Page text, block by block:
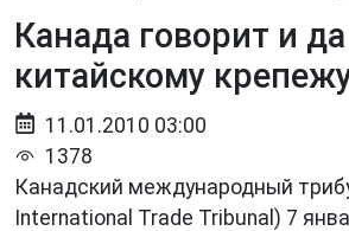
Канада говорит и
китайскому
11.01.2010 03:00
1378
Канадский международный
International Trade Tribunal) 7